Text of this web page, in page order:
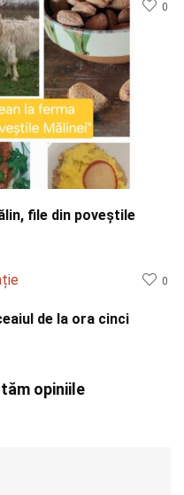
0
file din poveştile
0
de la ora cinci
opiniile